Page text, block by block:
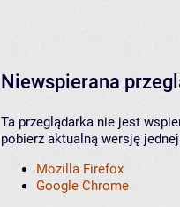
Niewspierana
Ta przeglądarka nie jest
pobierz aktualną wersję
Mozilla Firefox
Google Chrome